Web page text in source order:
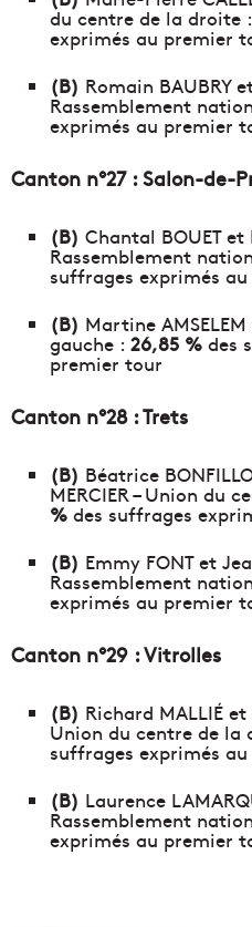
du centre de la droite :
exprimés au premier
(B) Romain BAUBRY
Rassemblement
exprimés au premier
Canton n°27 : Salon-de-
(B) Chantal BOUET et
Rassemblement
suffrages exprimés
(B) Martine AMSELEM
gauche : 26,85 % des
premier tour
Canton n°28 : Trets
(B) Béatrice
MERCIER – Union du
% des suffrages
(B) Emmy FONT et
Rassemblement
exprimés au premier
Canton n°29 : Vitrolles
(B) Richard MALLIÉ et
Union du centre de la
suffrages exprimés
(B) Laurence
Rassemblement
exprimés au premier